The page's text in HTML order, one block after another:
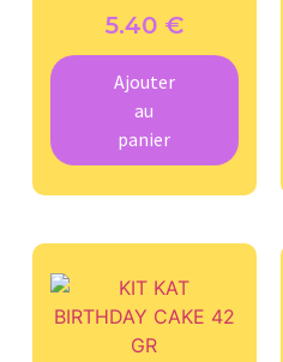
5.40 €
Ajouter
au
panier